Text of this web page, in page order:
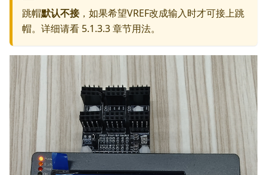
跳帽默认不接，如果希望VREF改成输入时才可接上跳
帽。详细请看 5.1.3.3 章节用法。